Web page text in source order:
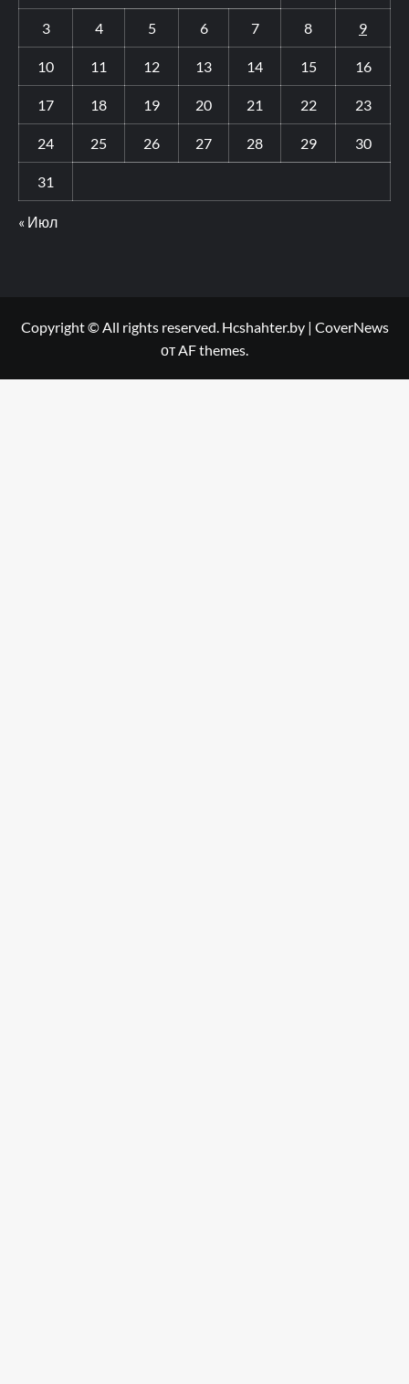
3 4 5 6 7 8 9
10 11 12 13 14 15 16
17 18 19 20 21 22 23
24 25 26 27 28 29 30
31
« Июл
Copyright © All rights reserved. Hcshahter.by | CoverNews
от AF themes.